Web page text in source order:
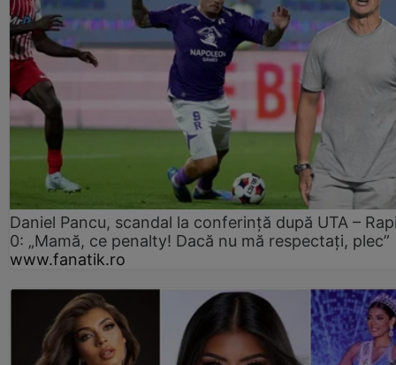
Daniel Pancu, scandal la conferință după UTA –
0: „Mamă, ce penalty! Dacă nu mă respectați, plec”
www.fanatik.ro